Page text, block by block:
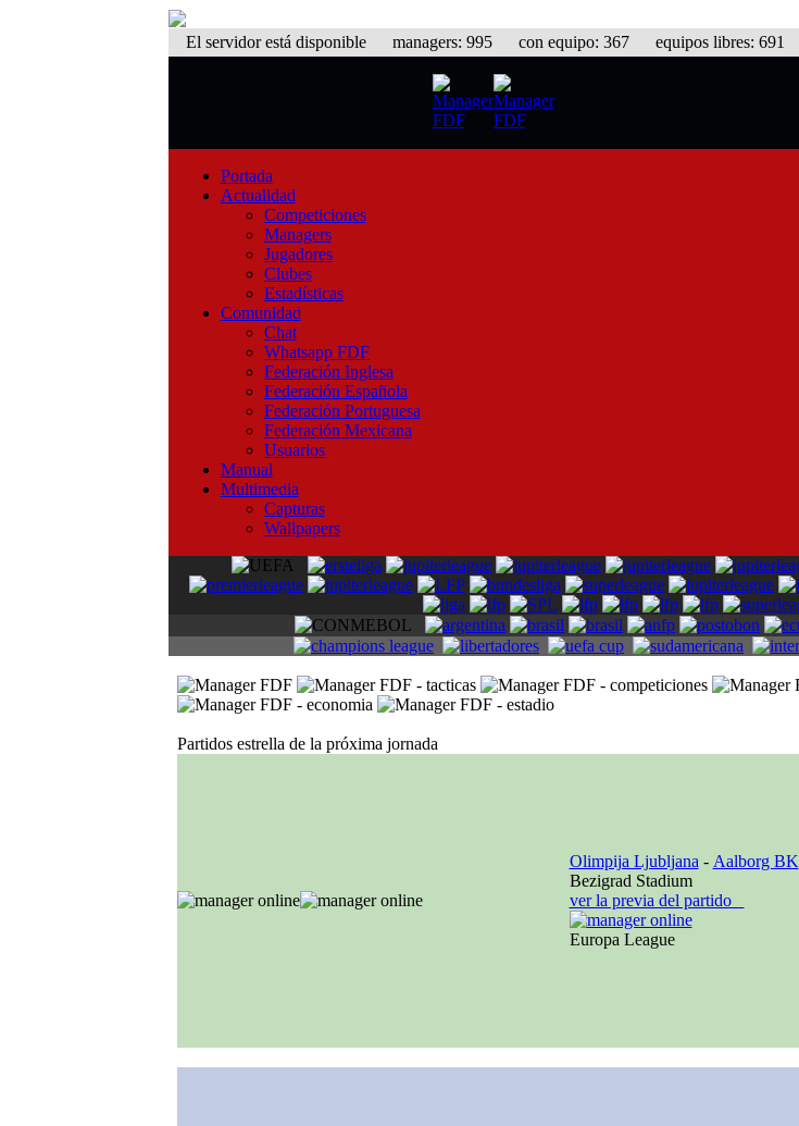
El servidor está disponiblemanagers: 995 con equipo: 367 equipos libres: 691
Portada
Actualidad
Competiciones
Managers
Jugadores
Clubes
Estadísticas
Comunidad
Chat
Whatsapp FDF
Federación Inglesa
Federación Española
Federación Portuguesa
Federación Mexicana
Usuarios
Manual
Multimedia
Capturas
Wallpapers
Partidos estrella de la próxima jornada
Olimpija Ljubljana - Aalborg BK
Bezigrad Stadium
ver la previa del partido
Europa League